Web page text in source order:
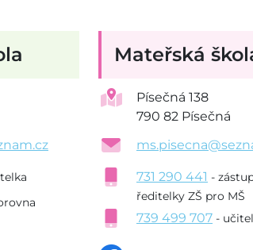
Mateřská
Písečná 138
790 82 Písečná
731 290 441 -
ředitelky ZŠ pro MŠ
739 499 707 -